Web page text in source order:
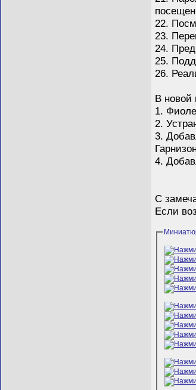
22.
23.
24.
25.
26.
В новой
1.
2.
3.
4.
С
Если